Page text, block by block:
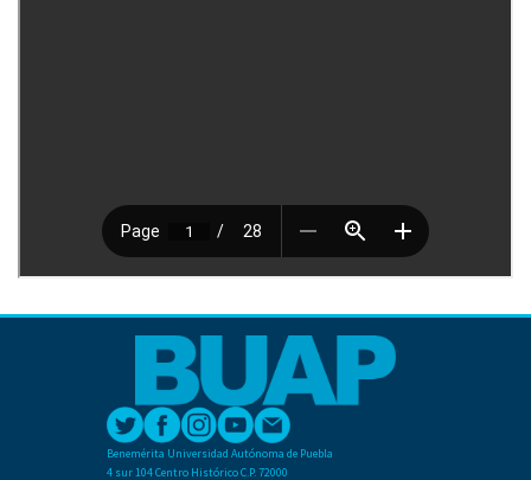
Benemérita Universidad Autónoma de Puebla
4 sur 104 Centro Histórico C.P. 72000